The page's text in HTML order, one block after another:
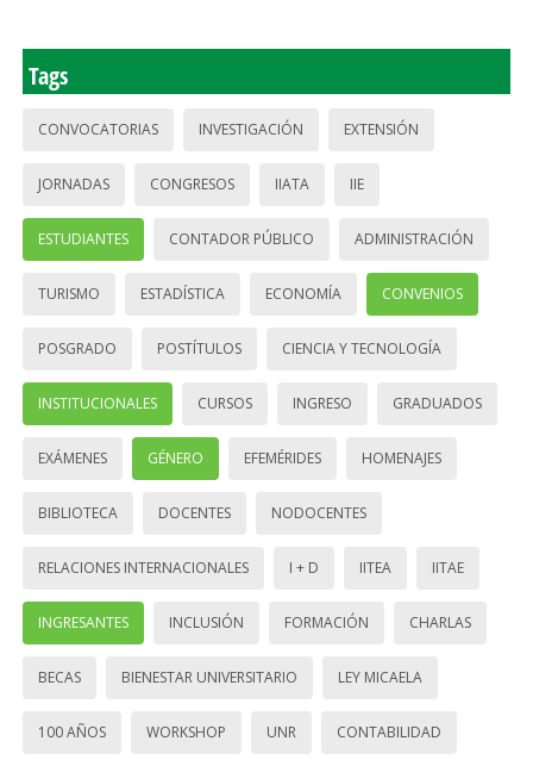
Tags
CONVOCATORIAS INVESTIGACIÓN EXTENSIÓN
JORNADAS CONGRESOS IIATA IIE
ESTUDIANTES CONTADOR PÚBLICO ADMINISTRACIÓN
TURISMO ESTADÍSTICA ECONOMÍA CONVENIOS
POSGRADO POSTÍTULOS CIENCIA Y TECNOLOGÍA
INSTITUCIONALES CURSOS INGRESO GRADUADOS
EXÁMENES GÉNERO EFEMÉRIDES HOMENAJES
BIBLIOTECA DOCENTES NODOCENTES
RELACIONES INTERNACIONALES I + D IITEA IITAE
INGRESANTES INCLUSIÓN FORMACIÓN CHARLAS
BECAS BIENESTAR UNIVERSITARIO LEY MICAELA
100 AÑOS WORKSHOP UNR CONTABILIDAD